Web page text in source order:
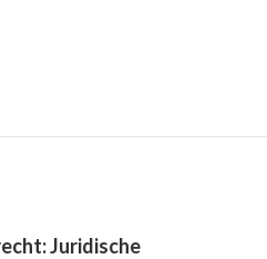
Juridische